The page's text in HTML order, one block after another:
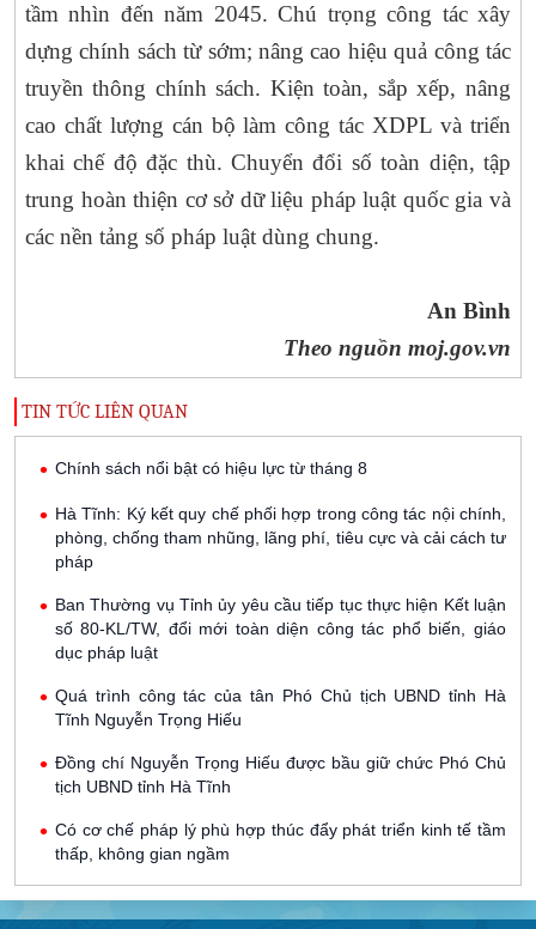
tầm nhìn đến năm 2045. Chú trọng công tác xây
dựng chính sách từ sớm; nâng cao hiệu quả công tác
truyền thông chính sách. Kiện toàn, sắp xếp, nâng
cao chất lượng cán bộ làm công tác XDPL và triển
khai chế độ đặc thù. Chuyển đổi số toàn diện, tập
trung hoàn thiện cơ sở dữ liệu pháp luật quốc gia và
các nền tảng số pháp luật dùng chung.
An Bình
Theo nguồn moj.gov.vn
TIN TỨC LIÊN QUAN
Chính sách nổi bật có hiệu lực từ tháng 8
Hà Tĩnh: Ký kết quy chế phối hợp trong công tác nội chính,
phòng, chống tham nhũng, lãng phí, tiêu cực và cải cách tư
pháp
Ban Thường vụ Tỉnh ủy yêu cầu tiếp tục thực hiện Kết luận
số 80-KL/TW, đổi mới toàn diện công tác phổ biến, giáo
dục pháp luật
Quá trình công tác của tân Phó Chủ tịch UBND tỉnh Hà
Tĩnh Nguyễn Trọng Hiếu
Đồng chí Nguyễn Trọng Hiếu được bầu giữ chức Phó Chủ
tịch UBND tỉnh Hà Tĩnh
Có cơ chế pháp lý phù hợp thúc đẩy phát triển kinh tế tầm
thấp, không gian ngầm